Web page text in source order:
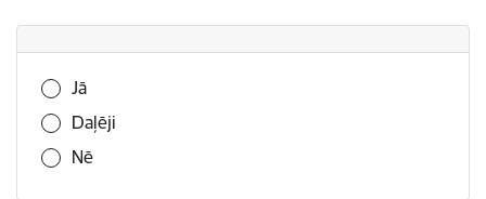
Vai šī informācija bija noderīga?
Jā
Daļēji
Nē